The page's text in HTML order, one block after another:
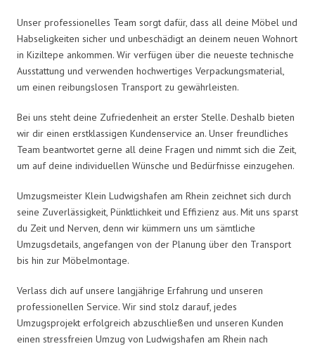
Unser professionelles Team sorgt dafür, dass all deine Möbel und
Habseligkeiten sicher und unbeschädigt an deinem neuen Wohnort
in Kiziltepe ankommen. Wir verfügen über die neueste technische
Ausstattung und verwenden hochwertiges Verpackungsmaterial,
um einen reibungslosen Transport zu gewährleisten.
Bei uns steht deine Zufriedenheit an erster Stelle. Deshalb bieten
wir dir einen erstklassigen Kundenservice an. Unser freundliches
Team beantwortet gerne all deine Fragen und nimmt sich die Zeit,
um auf deine individuellen Wünsche und Bedürfnisse einzugehen.
Umzugsmeister Klein Ludwigshafen am Rhein zeichnet sich durch
seine Zuverlässigkeit, Pünktlichkeit und Effizienz aus. Mit uns sparst
du Zeit und Nerven, denn wir kümmern uns um sämtliche
Umzugsdetails, angefangen von der Planung über den Transport
bis hin zur Möbelmontage.
Verlass dich auf unsere langjährige Erfahrung und unseren
professionellen Service. Wir sind stolz darauf, jedes
Umzugsprojekt erfolgreich abzuschließen und unseren Kunden
einen stressfreien Umzug von Ludwigshafen am Rhein nach